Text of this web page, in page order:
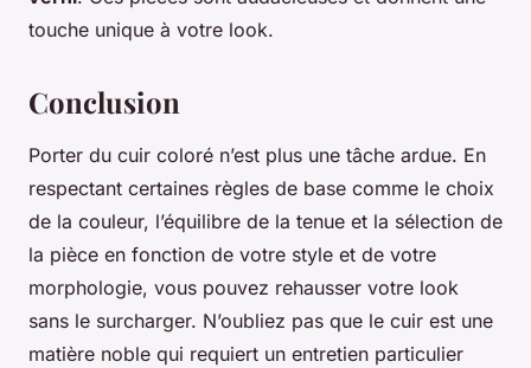
touche unique à votre look.
Conclusion
Porter du cuir coloré n’est plus une tâche ardue. En
respectant certaines règles de base comme le choix
de la couleur, l’équilibre de la tenue et la sélection de
la pièce en fonction de votre style et de votre
morphologie, vous pouvez rehausser votre look
sans le surcharger. N’oubliez pas que le cuir est une
matière noble qui requiert un entretien particulier